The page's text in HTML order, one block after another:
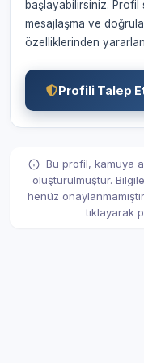
başlayabilirsiniz. Profil
mesajlaşma ve
özelliklerinden
Profili Talep
Bu profil, kamuya
oluşturulmuştur.
henüz
tıklayarak